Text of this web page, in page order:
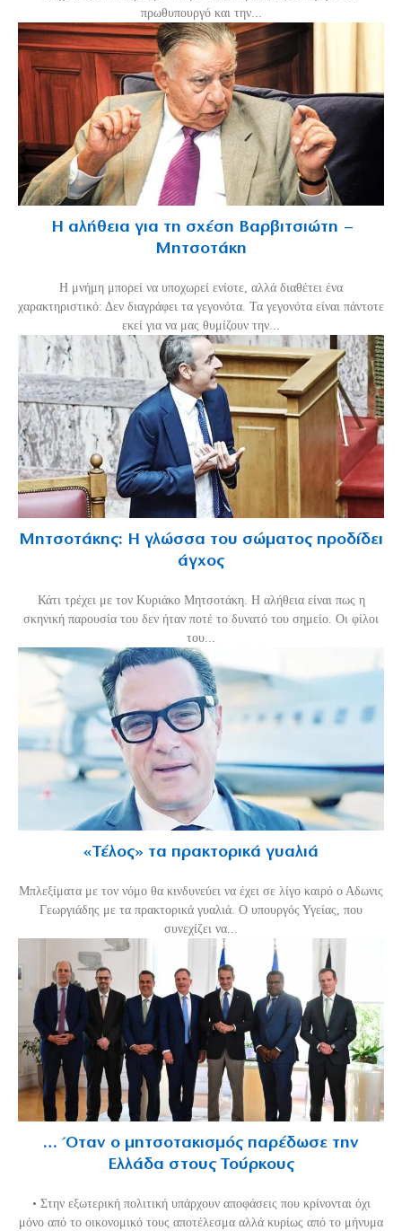
πρωθυπουργό και την...
Η αλήθεια για τη σχέση Βαρβιτσιώτη –
Μητσοτάκη
H μνήμη μπορεί να υποχωρεί ενίοτε, αλλά διαθέτει ένα
χαρακτηριστικό: Δεν διαγράφει τα γεγονότα. Τα γεγονότα είναι πάντοτε
εκεί για να μας θυμίζουν την...
Μητσοτάκης: Η γλώσσα του σώματος προδίδει
άγχος
Κάτι τρέχει με τον Κυριάκο Μητσοτάκη. Η αλήθεια είναι πως η
σκηνική παρουσία του δεν ήταν ποτέ το δυνατό του σημείο. Οι φίλοι
του...
«Τέλος» τα πρακτορικά γυαλιά
Μπλεξίματα με τον νόμο θα κινδυνεύει να έχει σε λίγο καιρό ο Αδωνις
Γεωργιάδης με τα πρακτορικά γυαλιά. Ο υπουργός Υγείας, που
συνεχίζει να...
… Όταν ο μητσοτακισμός παρέδωσε την
Ελλάδα στους Τούρκους
• Στην εξωτερική πολιτική υπάρχουν αποφάσεις που κρίνονται όχι
μόνο από το οικονομικό τους αποτέλεσμα αλλά κυρίως από το μήνυμα